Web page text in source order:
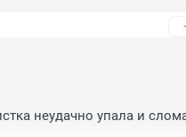
неудачно упала и